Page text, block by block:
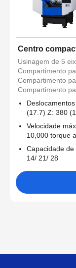
Centro
Usinagem de 5
Compartimento
Compartimento
Compartimento
(17.7) Z: 380
Velocidade
10,000 torque
Capacidade
14/ 21/ 28